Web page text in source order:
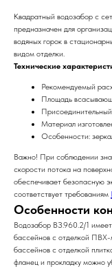
Квадратный водозабор с
предназначен для
водяных горок в
видом отделки.
Технические
Рекомендуемый
Площадь
Материал
Особенности:
Важно! При соблюдении
скорости потока на
обеспечивает безопасную
соответствует требованиям
Особенности
Водозабор ВЗ.960.2/1
бассейнов с отделкой ПВХ-
бассейнов с отделкой
фланец и прокладку можно